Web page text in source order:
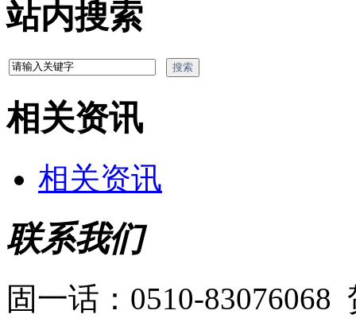
站内搜索
相关资讯
相关资讯
联系我们
固一话：0510-83076068